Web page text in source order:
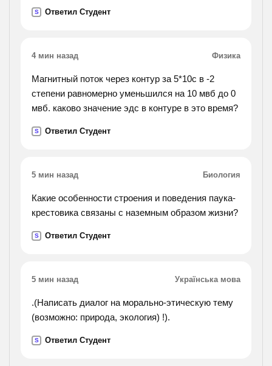
S Ответил Студент
4 мин назад Физика
Магнитный поток через контур за 5*10с в -2
степени равномерно уменьшился на 10 мвб до 0
мвб. каково значение эдс в контуре в это время?
S Ответил Студент
5 мин назад Биология
Какие особенности строения и поведения паука-
крестовика связаны с наземным образом жизни?
S Ответил Студент
5 мин назад Українська мова
.(Написать диалог на морально-этическую тему
(возможно: природа, экология) !).
S Ответил Студент